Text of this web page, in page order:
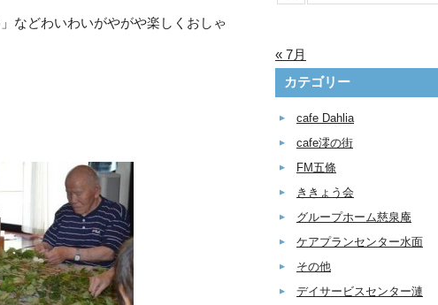
などわいわいがやがや楽しくおしゃ
« 7月
カテゴリー
cafe Dahlia
cafe澪の街
FM五條
ききょう会
グループホーム慈泉庵
ケアプランセンター水面
その他
デイサービスセンター漣